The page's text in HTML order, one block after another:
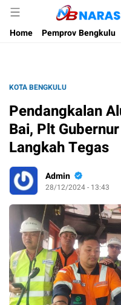
Home
Pemprov Bengkulu
KOTA BENGKULU
Pendangkalan
Bai, Plt
Langkah Tegas
Admin
28/12/2024 - 13:43